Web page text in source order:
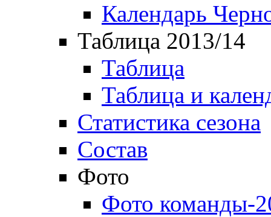
Календарь
Таблица 2013/14
Таблица
Таблица и
Статистика сезона
Состав
Фото
Фото команды-